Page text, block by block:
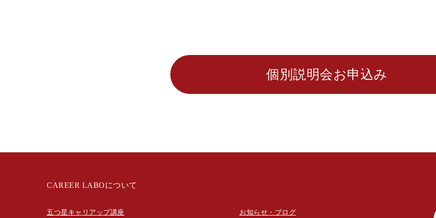
個別説明会お申込み
CAREER LABOについて
五つ星キャリアップ講座 お知らせ・ブログ